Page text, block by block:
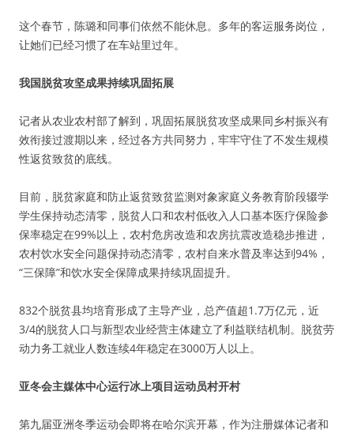
这个春节，陈璐和同事们依然不能休息。多年的客运服务岗位，
让她们已经习惯了在车站里过年。
我国脱贫攻坚成果持续巩固拓展
记者从农业农村部了解到，巩固拓展脱贫攻坚成果同乡村振兴有
效衔接过渡期以来，经过各方共同努力，牢牢守住了不发生规模
性返贫致贫的底线。
目前，脱贫家庭和防止返贫致贫监测对象家庭义务教育阶段辍学
学生保持动态清零，脱贫人口和农村低收入人口基本医疗保险参
保率稳定在99%以上，农村危房改造和农房抗震改造稳步推进，
农村饮水安全问题保持动态清零，农村自来水普及率达到94%，
“三保障”和饮水安全保障成果持续巩固提升。
832个脱贫县均培育形成了主导产业，总产值超1.7万亿元，近
3/4的脱贫人口与新型农业经营主体建立了利益联结机制。脱贫劳
动力务工就业人数连续4年稳定在3000万人以上。
亚冬会主媒体中心运行冰上项目运动员村开村
第九届亚洲冬季运动会即将在哈尔滨开幕，作为注册媒体记者和